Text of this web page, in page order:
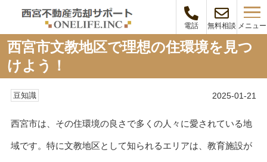
電話 無料相談 メニュー
西宮市文教地区で理想の住環境を見つ
けよう！
豆知識 2025-01-21
西宮市は、その住環境の良さで多くの人々に愛されている地
域です。特に文教地区として知られるエリアは、教育施設が